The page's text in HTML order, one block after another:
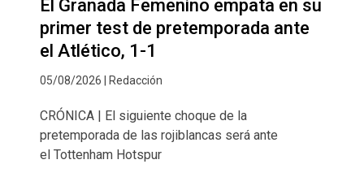
El Granada Femenino empata en su
primer test de pretemporada ante
el Atlético, 1-1
05/08/2026 | Redacción
CRÓNICA | El siguiente choque de la
pretemporada de las rojiblancas será ante
el Tottenham Hotspur